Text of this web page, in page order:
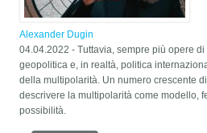
Alexander Dugin
04.04.2022 - Tuttavia, sempre più opere
geopolitica e, in realtà, politica
della multipolarità. Un numero crescente
descrivere la multipolarità come modello,
possibilità.